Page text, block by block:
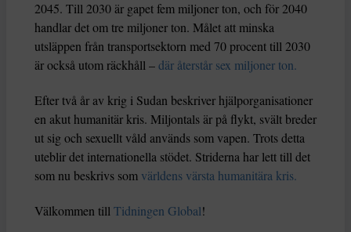
2045. Till 2030 är gapet fem miljoner ton, och för 2040
handlar det om tre miljoner ton. Målet att minska
utsläppen från transportsektorn med 70 procent till 2030
är också utom räckhåll –där återstår sex miljoner ton.
Efter två år av krig i Sudan beskriver hjälporganisationer
en akut humanitär kris. Miljontals är på flykt, svält breder
ut sig och sexuellt våld används som vapen. Trots detta
uteblir det internationella stödet. Striderna har lett till det
som nu beskrivs som världens värsta humanitära kris.
Välkommen tillTidningen Global!